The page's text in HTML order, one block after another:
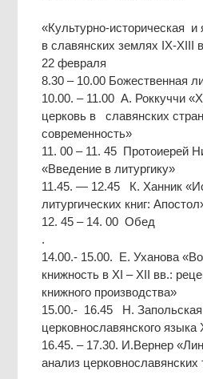
«Культурно-историческая и
в славянских землях IX-XIII
22 февраля
8.30 – 10.00 Божественная
10.00. – 11.00 А. Роккуччи
церковь в славянских
современность»
11. 00 – 11. 45 Протоиерей
«Введение в литургику»
11.45. — 12.45 К. Ханник
литургических книг:
12. 45 – 14. 00 Обед
.
14.00.- 15.00. Е. Уханова
книжность в XI – XII вв.:
книжного производства»
15.00.- 16.45 Н. Запольская
церковнославянского языка
16.45. – 17.30. И.Вернер
анализ церковнославянских